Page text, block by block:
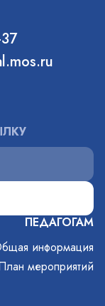
ПЕДАГОГАМ
информация
мероприятий